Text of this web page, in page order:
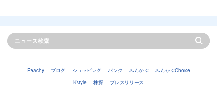
Peachy ブログ ショッピング バンク みんかぶ
みんかぶChoice
Kstyle
株探 プレスリリース